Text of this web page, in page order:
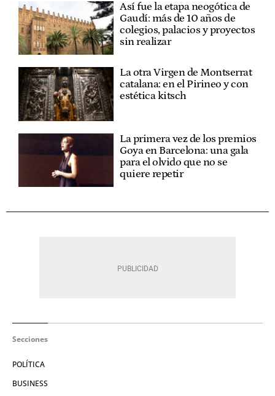
Así fue la etapa neogótica de
Gaudí: más de 10 años de
colegios, palacios y proyectos
sin realizar
La otra Virgen de Montserrat
catalana: en el Pirineo y con
estética kitsch
La primera vez de los premios
Goya en Barcelona: una gala
para el olvido que no se
quiere repetir
Secciones
POLÍTICA
BUSINESS